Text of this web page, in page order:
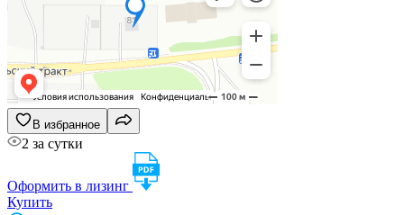
В избранное
2 за сутки
Оформить в лизинг
Купить